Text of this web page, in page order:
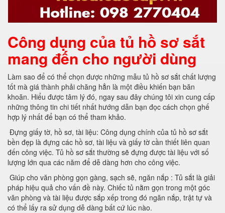
Công dụng của tủ hồ sơ sắt
mang đến cho người dùng
Làm sao để có thể chọn được những mẫu tủ hồ sơ sắt chất lượng
tốt mà giá thành phải chăng hẳn là một điều khiến bạn băn
khoăn. Hiểu được tâm lý đó, ngay sau đây chúng tôi xin cung cấp
những thông tin chi tiết nhất hướng dẫn bạn đọc cách chọn ghế
hợp lý nhất để bạn có thể tham khảo.
Đựng giấy tờ, hồ sơ, tài liệu: Công dụng chính của tủ hồ sơ sắt
bền đẹp là đựng các hồ sơ, tài liệu và giấy tờ cần thiết liên quan
đến công việc. Tủ hồ sơ sắt thường sẽ đựng được tài liệu với số
lượng lớn qua các năm để dễ dàng hơn cho công việc.
Giúp cho văn phòng gọn gàng, sạch sẽ, ngăn nắp : Tủ sắt là giải
pháp hiệu quả cho vấn đề này. Chiếc tủ nằm gọn trong một góc
văn phòng và tài liệu được sắp xếp trong đó ngăn nắp, trật tự và
có thể lấy ra sử dụng dễ dàng bất cứ lúc nào.